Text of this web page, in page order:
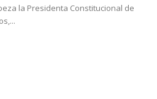
la Presidenta Constitucional de